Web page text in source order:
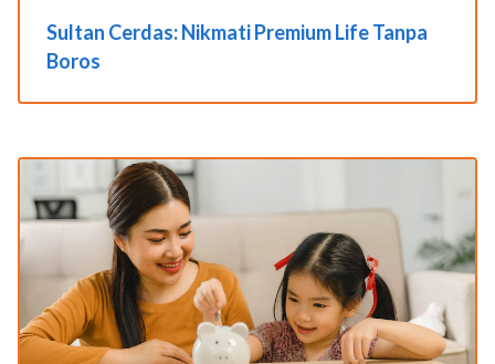
Sultan Cerdas: Nikmati Premium Life Tanpa
Boros